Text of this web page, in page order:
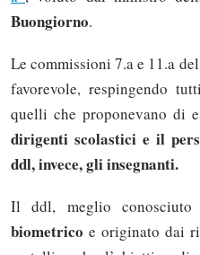
Buongiorno.
Le commissioni 7.a e 11.a
favorevole, respingendo
quelli che proponevano di
dirigenti scolastici e il
ddl, invece, gli insegnanti.
Il ddl, meglio conosciuto
biometrico e originato dai